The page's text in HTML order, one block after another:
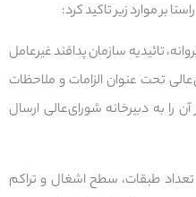
بر موارد زیر تاکید کرد:
تائیدیه سازمان پدافند غیرعامل
با مصوبه ۱۱/۲/۱۳۹۶ شورای‌عالی تحت عنوان الزامات و ملاحظات
را به دبیرخانه شورای‌عالی ارسال
تعداد طبقات، سطح اشغال و تراکم